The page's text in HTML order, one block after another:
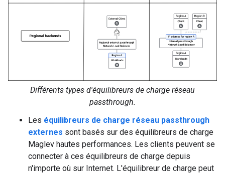
Différents types d'équilibreurs de charge réseau
passthrough.
Les équilibreurs de charge réseau passthrough
externes sont basés sur des équilibreurs de charge
Maglev hautes performances. Les clients peuvent se
connecter à ces équilibreurs de charge depuis
n'importe où sur Internet. L'équilibreur de charge peut